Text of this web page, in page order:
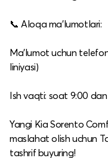
📞 Aloqa ma’lumotlari:
Ma’lumot uchun
liniyasi)
Ish vaqti: soat 9:00
Yangi Kia Sorento
maslahat olish uchun
tashrif buyuring!